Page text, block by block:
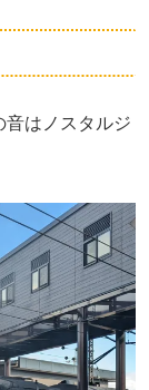
音はノスタルジ